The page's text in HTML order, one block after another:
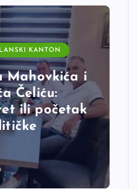
KANTON
Mahovkića i
Čeliću:
ili početak